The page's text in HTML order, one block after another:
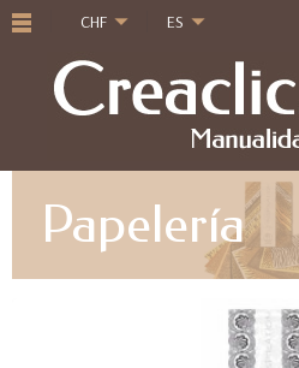
CHF ES
Papelería